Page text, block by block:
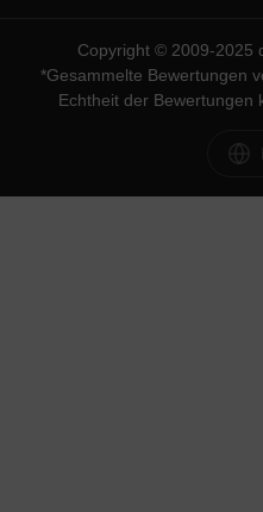
Copyright © 2009-2025
*Gesammelte Bewertungen
Echtheit der Bewertungen